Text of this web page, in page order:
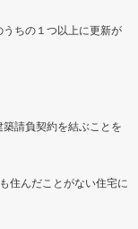
ちの１つ以上に更新が
請負契約を結ぶことを
住んだことがない住宅に